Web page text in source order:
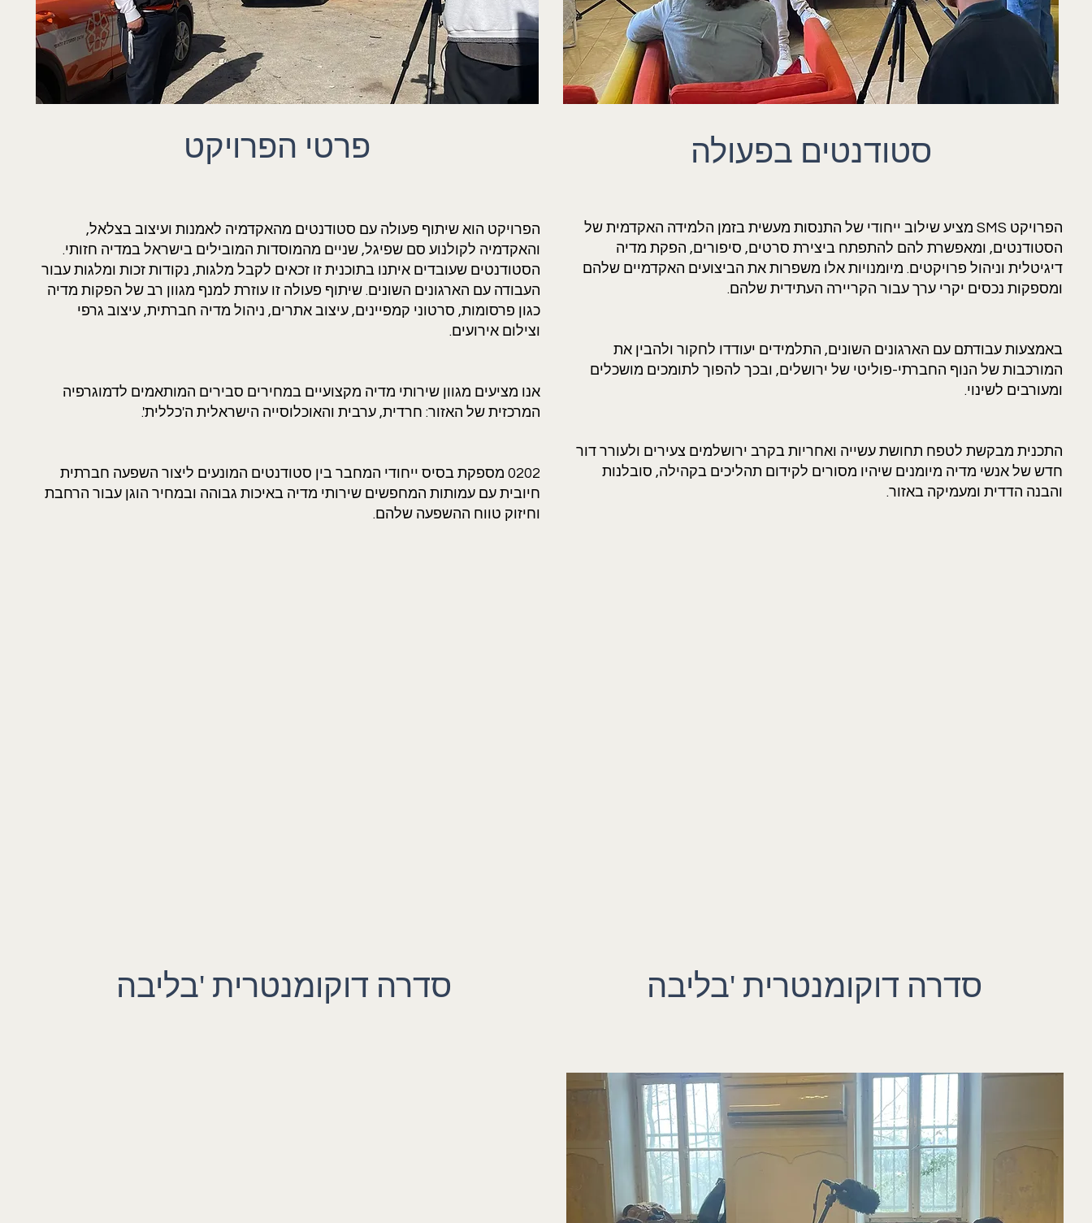
פרטי הפרויקט
הפרויקט הוא שיתוף פעולה עם סטודנטים מהאקדמיה לאמנות ועיצוב בצלאל,
והאקדמיה לקולנוע סם שפיגל, שניים מהמוסדות המובילים בישראל במדיה חזותי.
הסטודנטים שעובדים איתנו בתוכנית זו זכאים לקבל מלגות, נקודות זכות ומלגות עבור
העבודה עם הארגונים השונים. שיתוף פעולה זו עוזרת למנף מגוון רב של הפקות מדיה
כגון פרסומות, סרטוני קמפיינים, עיצוב אתרים, ניהול מדיה חברתית, עיצוב גרפי
וצילום אירועים.
אנו מציעים מגוון שירותי מדיה מקצועיים במחירים סבירים המותאמים לדמוגרפיה
המרכזית של האזור: חרדית, ערבית והאוכלוסייה הישראלית ה'כללית'.
0202 מספקת בסיס ייחודי המחבר בין סטודנטים המונעים ליצור השפעה חברתית
חיובית עם עמותות המחפשים שירותי מדיה באיכות גבוהה ובמחיר הוגן עבור הרחבת
וחיזוק טווח ההשפעה שלהם.
סטודנטים בפעולה
הפרויקט SMS מציע שילוב ייחודי של התנסות מעשית בזמן הלמידה האקדמית של
הסטודנטים, ומאפשרת להם להתפתח ביצירת סרטים, סיפורים, הפקת מדיה
דיגיטלית וניהול פרויקטים. מיומנויות אלו משפרות את הביצועים האקדמיים שלהם
ומספקות נכסים יקרי ערך עבור הקריירה העתידית שלהם.
באמצעות עבודתם עם הארגונים השונים, התלמידים יעודדו לחקור ולהבין את
המורכבות של הנוף החברתי-פוליטי של ירושלים, ובכך להפוך לתומכים מושכלים
ומעורבים לשינוי.
התכנית מבקשת לטפח תחושת עשייה ואחריות בקרב ירושלמים צעירים ולעורר דור
חדש של אנשי מדיה מיומנים שיהיו מסורים לקידום תהליכים בקהילה, סובלנות
והבנה הדדית ומעמיקה באזור.
סדרה דוקומנטרית 'בליבה סדרה דוקומנטרית 'בליבה